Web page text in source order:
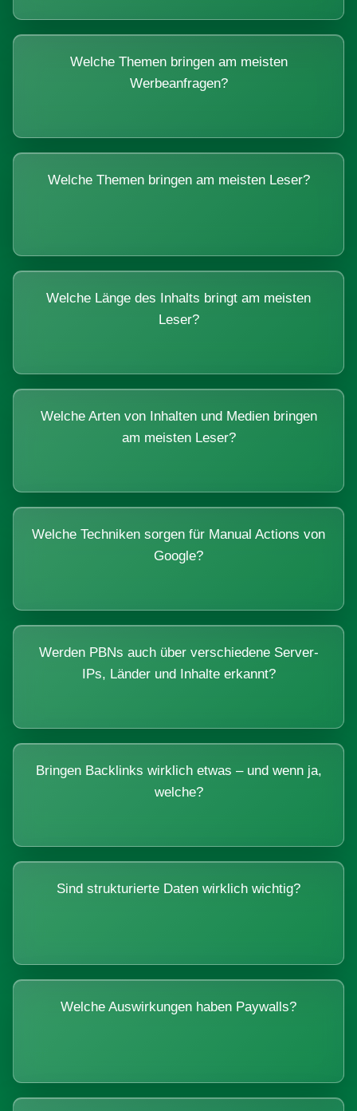
Welche Themen bringen am meisten
Werbeanfragen?
Welche Themen bringen am meisten Leser?
Welche Länge des Inhalts bringt am meisten
Leser?
Welche Arten von Inhalten und Medien bringen
am meisten Leser?
Welche Techniken sorgen für Manual Actions von
Google?
Werden PBNs auch über verschiedene Server-
IPs, Länder und Inhalte erkannt?
Bringen Backlinks wirklich etwas – und wenn ja,
welche?
Sind strukturierte Daten wirklich wichtig?
Welche Auswirkungen haben Paywalls?